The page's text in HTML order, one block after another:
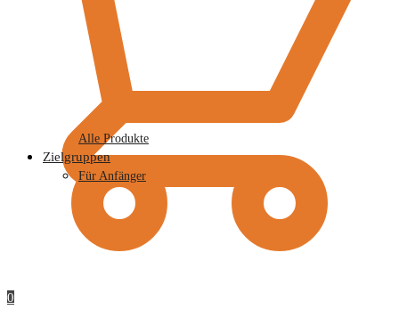
0
Alle Produkte
Zielgruppen
Für Anfänger